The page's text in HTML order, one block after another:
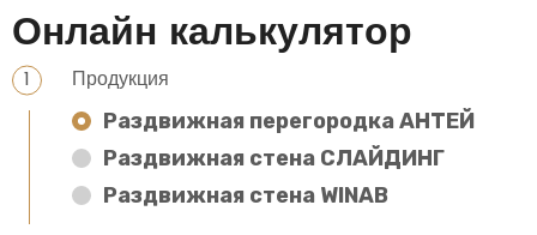
Онлайн калькулятор
Продукция
Раздвижная перегородка АНТЕЙ
Раздвижная стена СЛАЙДИНГ
Раздвижная стена WINAB